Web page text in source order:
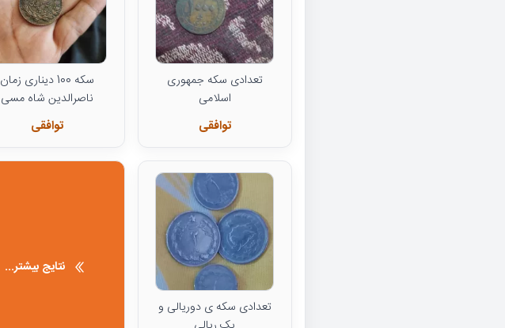
تعدادی سکه جمهوری
اسلامی
توافقی
سکه 100 دیناری زمان
ناصرالدین شاه مسی
توافقی
تعدادی سکه ی دوریالی و
نتایج بیشتر...